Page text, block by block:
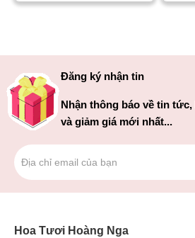
Đăng ký nhận tin
Nhận thông báo về tin
và giảm giá mới nhất...
Hoa Tươi Hoàng Nga